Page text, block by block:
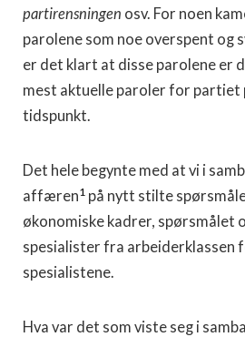
partirensningen osv. For noen
parolene som noe overspent og
er det klart at disse parolene er
mest aktuelle paroler for partiet
tidspunkt.
Det hele begynte med at vi i
affæren1 på nytt stilte
økonomiske kadrer, spørsmålet
spesialister fra arbeiderklassen
spesialistene.
Hva var det som viste seg i